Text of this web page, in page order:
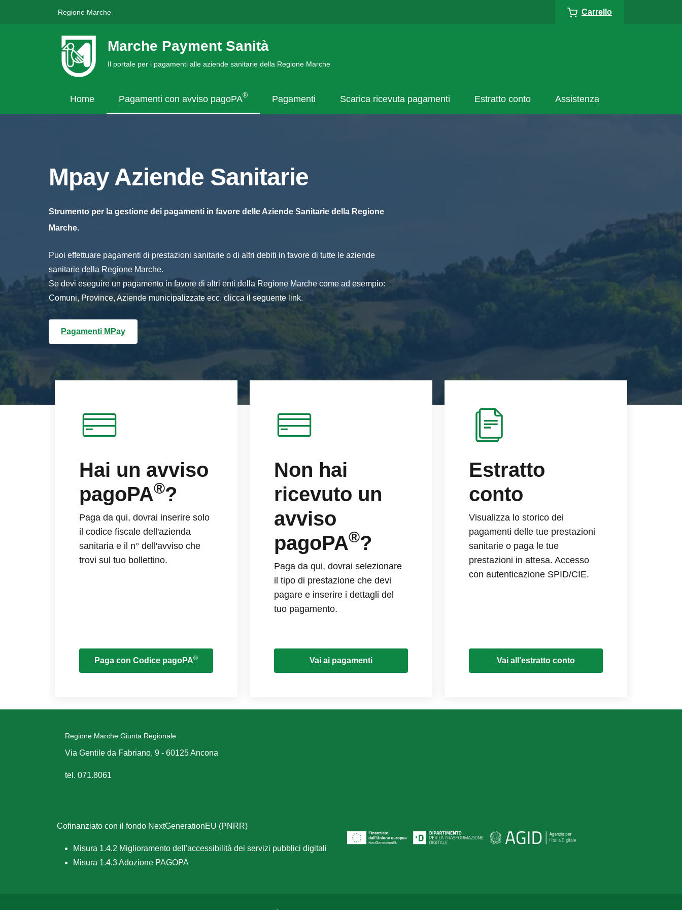
Regione Marche Carrello
Marche Payment Sanità
Il portale per i pagamenti alle aziende sanitarie della Regione Marche
Home Pagamenti con avviso pagoPA® Pagamenti Scarica ricevuta pagamenti Estratto conto Assistenza
Mpay Aziende Sanitarie
Strumento per la gestione dei pagamenti in favore delle Aziende Sanitarie della Regione
Marche.
Puoi effettuare pagamenti di prestazioni sanitarie o di altri debiti in favore di tutte le aziende
sanitarie della Regione Marche.
Se devi eseguire un pagamento in favore di altri enti della Regione Marche come ad esempio:
Comuni, Province, Aziende municipalizzate ecc. clicca il seguente link.
Pagamenti MPay
Hai un avviso
pagoPA®?
Paga da qui, dovrai inserire solo
il codice fiscale dell'azienda
sanitaria e il n° dell'avviso che
trovi sul tuo bollettino.
Paga con Codice pagoPA®
Non hai
ricevuto un
avviso
pagoPA®?
Paga da qui, dovrai selezionare
il tipo di prestazione che devi
pagare e inserire i dettagli del
tuo pagamento.
Vai ai pagamenti
Estratto
conto
Visualizza lo storico dei
pagamenti delle tue prestazioni
sanitarie o paga le tue
prestazioni in attesa. Accesso
con autenticazione SPID/CIE.
Vai all'estratto conto
Regione Marche Giunta Regionale
Via Gentile da Fabriano, 9 - 60125 Ancona
tel. 071.8061
Cofinanziato con il fondo NextGenerationEU (PNRR)
Misura 1.4.2 Miglioramento dell'accessibilità dei servizi pubblici digitali
Misura 1.4.3 Adozione PAGOPA